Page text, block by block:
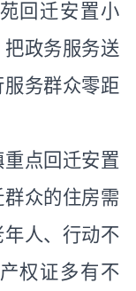
回迁安置小
政务服务送
务群众零距
点回迁安置
众的住房需
人、行动不
权证多有不